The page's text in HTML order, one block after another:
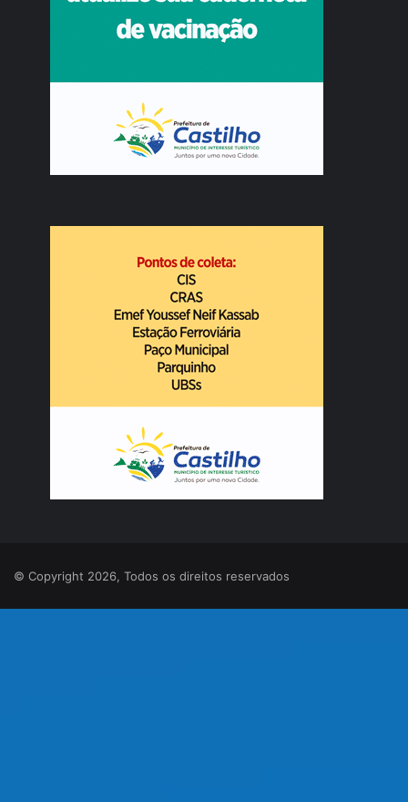
© Copyright 2026, Todos os direitos reservados